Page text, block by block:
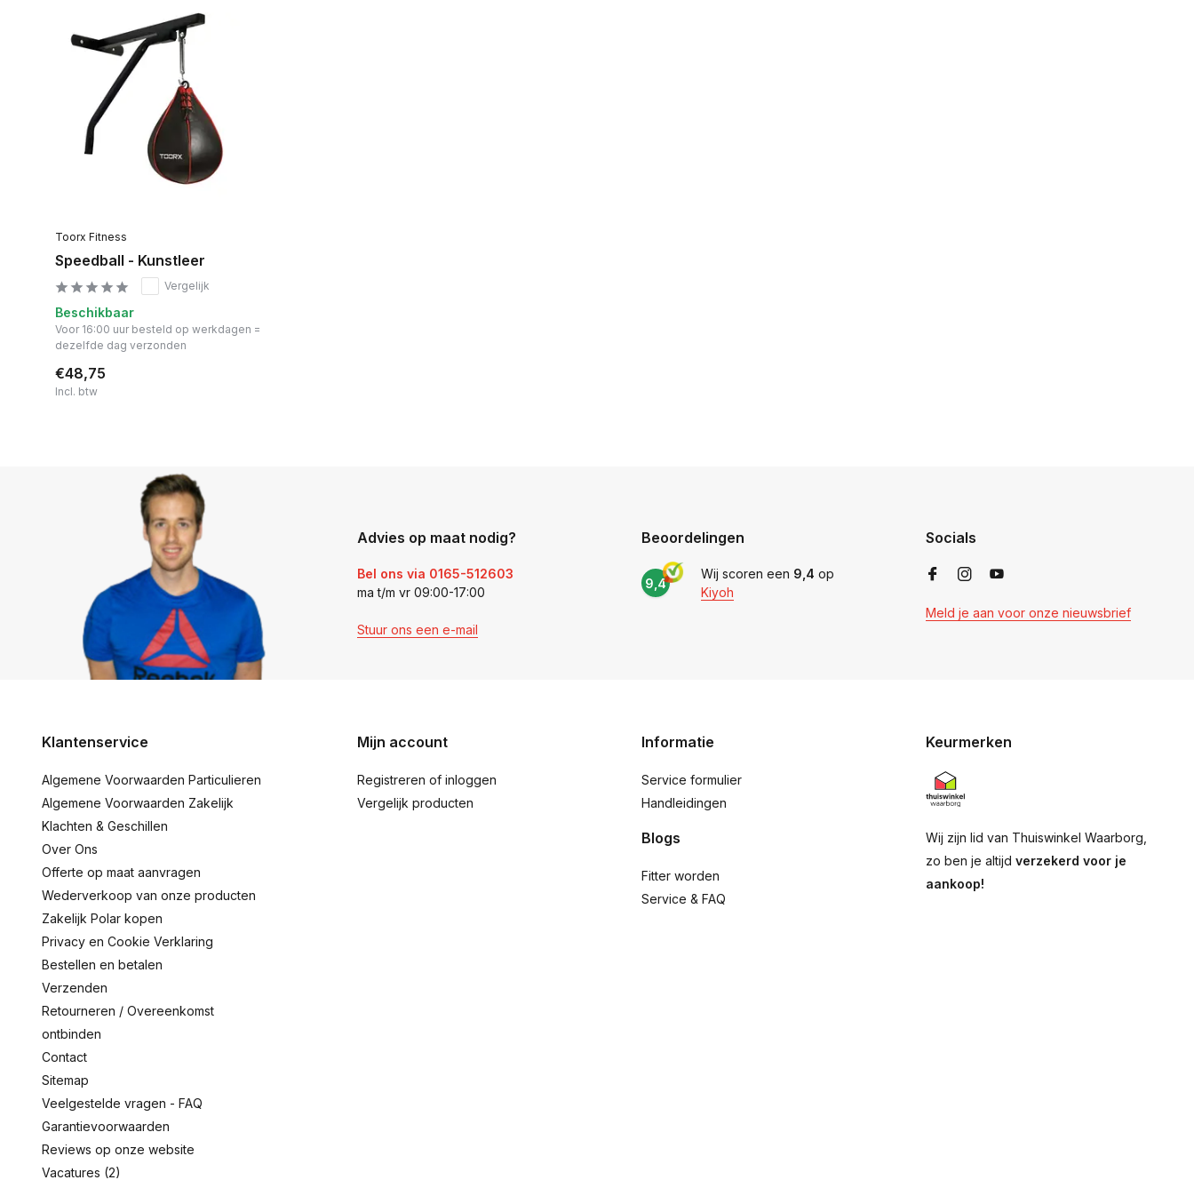
Toorx Fitness
Speedball - Kunstleer
Vergelijk
Beschikbaar
Voor 16:00 uur besteld op werkdagen =
dezelfde dag verzonden
€48,75
Incl. btw
Advies op maat nodig?
Bel ons via 0165-512603
ma t/m vr 09:00-17:00
Stuur ons een e-mail
Beoordelingen
9,4
Wij scoren een 9,4 op
Kiyoh
Socials
Meld je aan voor onze nieuwsbrief
Klantenservice
Algemene Voorwaarden Particulieren
Algemene Voorwaarden Zakelijk
Klachten & Geschillen
Over Ons
Offerte op maat aanvragen
Wederverkoop van onze producten
Zakelijk Polar kopen
Privacy en Cookie Verklaring
Bestellen en betalen
Verzenden
Retourneren / Overeenkomst
ontbinden
Contact
Sitemap
Veelgestelde vragen - FAQ
Garantievoorwaarden
Reviews op onze website
Vacatures (2)
Mijn account
Registreren of inloggen
Vergelijk producten
Informatie
Service formulier
Handleidingen
Blogs
Fitter worden
Service & FAQ
Keurmerken
Wij zijn lid van Thuiswinkel Waarborg,
zo ben je altijd verzekerd voor je
aankoop!